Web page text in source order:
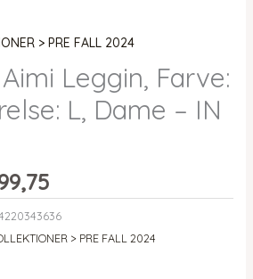
> PRE FALL 2024
Leggin, Farve:
L, Dame – IN
Den
aktuelle
pris
er:> PRE FALL 2024